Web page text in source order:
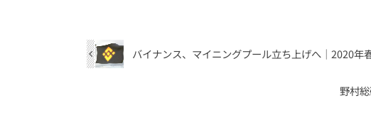
バイナンス、マイニングプール立ち上げへ｜2020年
野村